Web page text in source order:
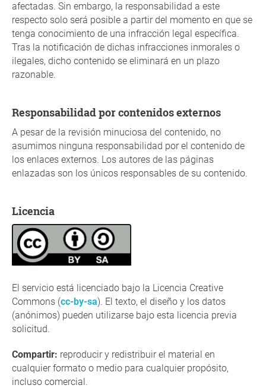
afectadas. Sin embargo, la responsabilidad a este
respecto solo será posible a partir del momento en que se
tenga conocimiento de una infracción legal específica.
Tras la notificación de dichas infracciones inmorales o
ilegales, dicho contenido se eliminará en un plazo
razonable.
Responsabilidad por contenidos externos
A pesar de la revisión minuciosa del contenido, no
asumimos ninguna responsabilidad por el contenido de
los enlaces externos. Los autores de las páginas
enlazadas son los únicos responsables de su contenido.
Licencia
El servicio está licenciado bajo la Licencia Creative
Commons (cc-by-sa). El texto, el diseño y los datos
(anónimos) pueden utilizarse bajo esta licencia previa
solicitud.
Compartir: reproducir y redistribuir el material en
cualquier formato o medio para cualquier propósito,
incluso comercial.